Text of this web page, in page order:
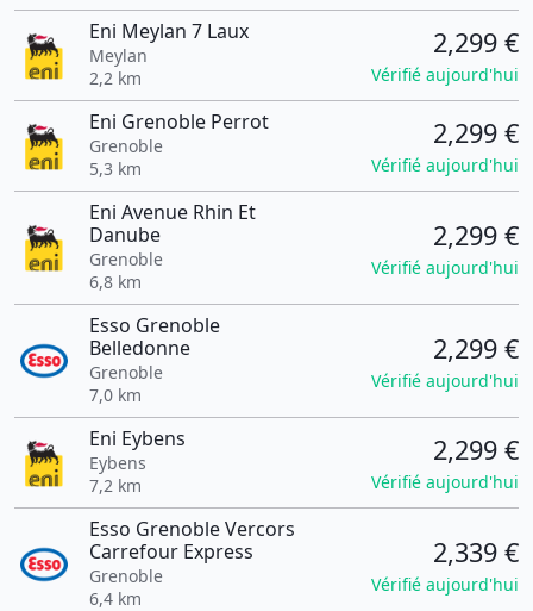
Eni Meylan 7 Laux
Meylan
2,2 km
2,299 €
Vérifié aujourd'hui
Eni Grenoble Perrot
Grenoble
5,3 km
2,299 €
Vérifié aujourd'hui
Eni Avenue Rhin Et
Danube
Grenoble
6,8 km
2,299 €
Vérifié aujourd'hui
Esso Grenoble
Belledonne
Grenoble
7,0 km
2,299 €
Vérifié aujourd'hui
Eni Eybens
Eybens
7,2 km
2,299 €
Vérifié aujourd'hui
Esso Grenoble Vercors
Carrefour Express
Grenoble
6,4 km
2,339 €
Vérifié aujourd'hui